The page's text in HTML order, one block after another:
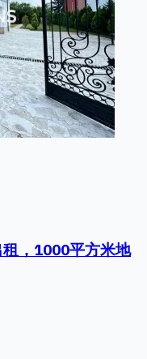
，1000平方米地